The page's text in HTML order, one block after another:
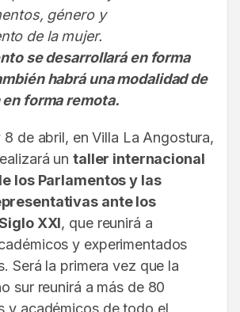
género y
de la mujer.
se desarrollará en forma
habrá una modalidad de
forma remota.
8 de abril, en Villa La Angostura,
untaller internacional
los Parlamentos y las
ante los
XXI, que reunirá a
y experimentados
Será la primera vez que la
sur reunirá a más de 80
y académicos de todo el